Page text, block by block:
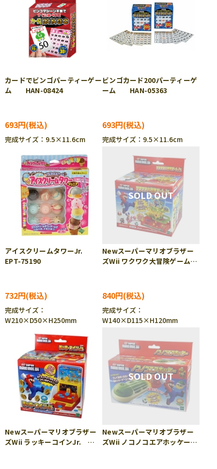
カードでビンゴパーティーゲー
ム HAN-08424
693円
完成サイズ：9.5×11.6cm
ビンゴカード200パーティーゲ
ーム HAN-05363
693円
完成サイズ：9.5×11.6cm
アイスクリームタワーJr.
EPT-75190
732円
完成サイズ：
W210×D50×H250mm
Newスーパーマリオブラザー
ズWii ワクワク大冒険ゲーム
840円
完成サイズ：
W140×D115×H120mm
Newスーパーマリオブラザー
ズWii ラッキーコインJr.
Newスーパーマリオブラザー
ズWii ノコノコエアホッケー